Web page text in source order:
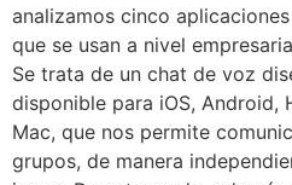
analizamos cinco
que se usan a nivel
Se trata de un chat de voz
disponible para iOS, Android,
Mac, que nos permite
grupos, de manera